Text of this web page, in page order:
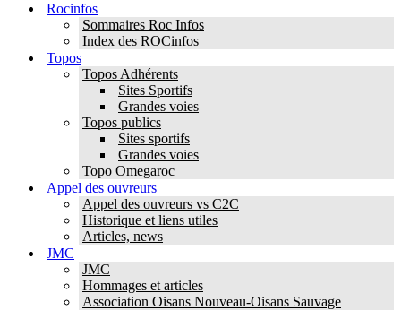
Rocinfos
Sommaires Roc Infos
Index des ROCinfos
Topos
Topos Adhérents
Sites Sportifs
Grandes voies
Topos publics
Sites sportifs
Grandes voies
Topo Omegaroc
Appel des ouvreurs
Appel des ouvreurs vs C2C
Historique et liens utiles
Articles, news
JMC
JMC
Hommages et articles
Association Oisans Nouveau-Oisans Sauvage